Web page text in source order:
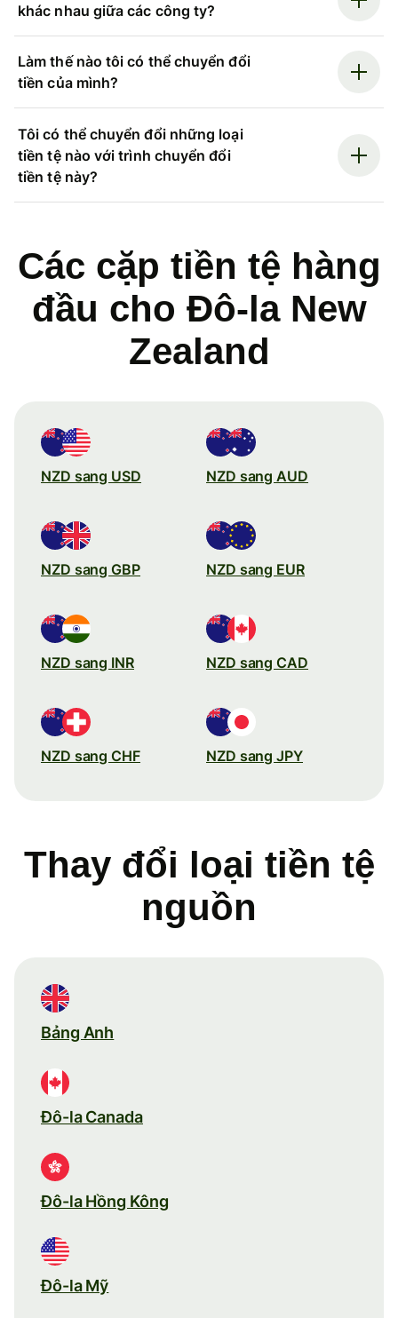
khác nhau giữa các công ty?
Làm thế nào tôi có thể chuyển đổi
tiền của mình?
Tôi có thể chuyển đổi những loại
tiền tệ nào với trình chuyển đổi
tiền tệ này?
Các cặp tiền tệ hàng
đầu cho Đô-la New
Zealand
NZD sang USD NZD sang AUD
NZD sang GBP NZD sang EUR
NZD sang INR NZD sang CAD
NZD sang CHF NZD sang JPY
Thay đổi loại tiền tệ
nguồn
Bảng Anh
Đô-la Canada
Đô-la Hồng Kông
Đô-la Mỹ